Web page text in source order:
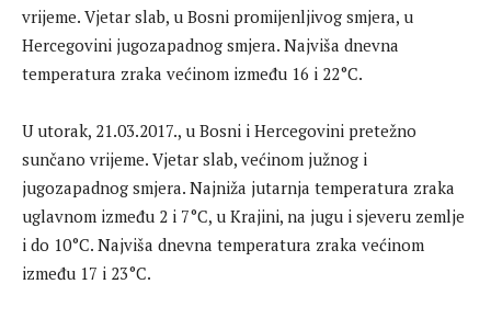
vrijeme. Vjetar slab, u Bosni promijenljivog smjera, u
Hercegovini jugozapadnog smjera. Najviša dnevna
temperatura zraka većinom između 16 i 22°C.
U utorak, 21.03.2017., u Bosni i Hercegovini pretežno
sunčano vrijeme. Vjetar slab, većinom južnog i
jugozapadnog smjera. Najniža jutarnja temperatura zraka
uglavnom između 2 i 7°C, u Krajini, na jugu i sjeveru zemlje
i do 10°C. Najviša dnevna temperatura zraka većinom
između 17 i 23°C.